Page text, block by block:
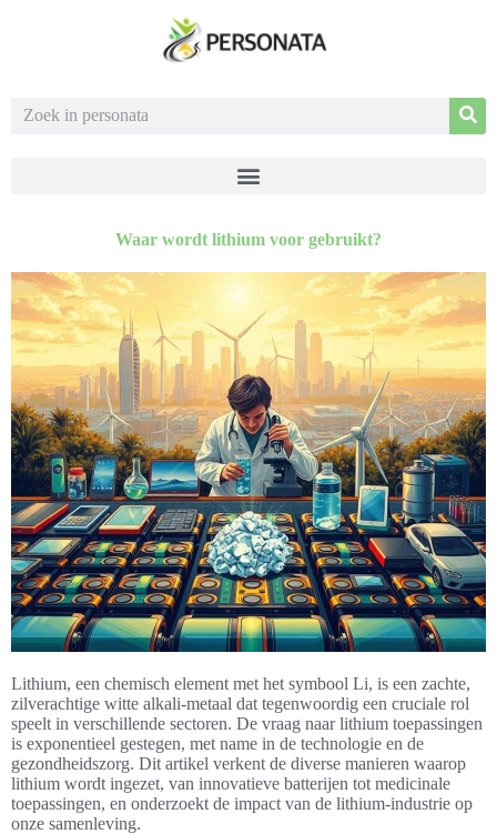
Waar wordt lithium voor gebruikt?
Lithium, een chemisch element met het symbool Li, is een zachte,
zilverachtige witte alkali-metaal dat tegenwoordig een cruciale rol
speelt in verschillende sectoren. De vraag naar lithium toepassingen
is exponentieel gestegen, met name in de technologie en de
gezondheidszorg. Dit artikel verkent de diverse manieren waarop
lithium wordt ingezet, van innovatieve batterijen tot medicinale
toepassingen, en onderzoekt de impact van de lithium-industrie op
onze samenleving.